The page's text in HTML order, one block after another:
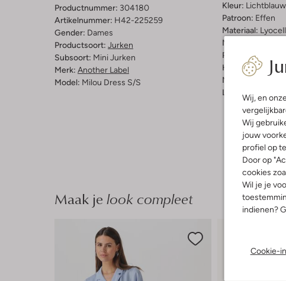
Wij, en
Wij
jouw
profiel op
Door op
cookies
Wil je je
indienen?
Cookie-
Productnummer: 304180
Artikelnummer: H42-225259
Gender: Dames
Productsoort: Jurken
Subsoort: Mini Jurken
Merk: Another Label
Model: Milou Dress S/s
Kleur: Lichtblauw
Patroon: Effen
Materiaal: Lyocell
Pasvorm:
Halslijn: V-Hals
Mouwlengte:
Lengte:
Maak je look compleet